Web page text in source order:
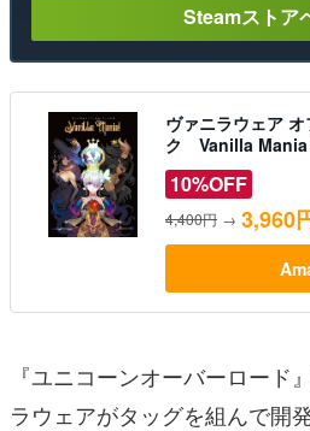
Steamストア
ヴァニラウェア
ク Vanilla Mania
10%OFF
4,400円 → 3,960
『ユニコーンオーバーロード
ラウェアがタッグを組んで開